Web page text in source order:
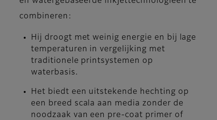
combineren:
Hij droogt met weinig energie en bij lage
temperaturen in vergelijking met
traditionele printsystemen op
waterbasis.
Het biedt een uitstekende hechting op
een breed scala aan media zonder de
noodzaak van een pre-coat primer of